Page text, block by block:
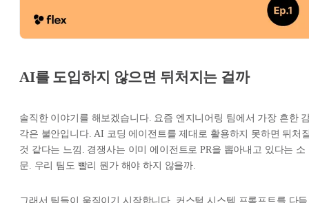
AI를 도입하지 않으면 뒤처지는 걸까
솔직한 이야기를 해보겠습니다. 요즘 엔지니어링 팀에서 가장 흔한
각은 불안입니다. AI 코딩 에이전트를 제대로 활용하지 못하면 뒤처
것 같다는 느낌. 경쟁사는 이미 에이전트로 PR을 뽑아내고 있다는 소
문. 우리 팀도 빨리 뭔가 해야 하지 않을까.
그래서 팀들이 움직이기 시작합니다. 커스텀 시스템 프롬프트를 다듬